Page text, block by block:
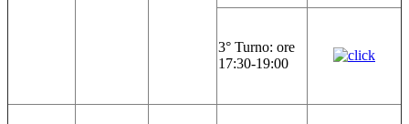
3° Turno: ore
17:30-19:00